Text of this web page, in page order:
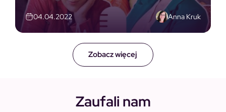
Zobacz więcej
04.04.2022 Anna Kruk
Zaufali nam